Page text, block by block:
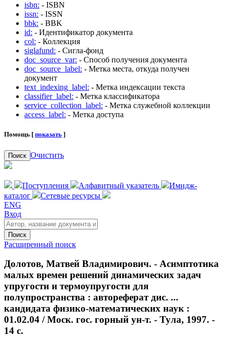
isbn: - ISBN
issn: - ISSN
bbk: - BBK
id: - Идентификатор документа
col: - Коллекция
siglafund: - Сигла-фонд
doc_source_var: - Способ получения документа
doc_source_label: - Метка места, откуда получен
документ
text_indexing_label: - Метка индексации текста
classifier_label: - Метка классификатора
service_collection_label: - Метка служебной коллекции
access_label: - Метка доступа
Помощь [ показать ]
Поиск Очистить
Поступления Алфавитный указатель
Имидж-
каталог
Сетевые ресурсы
ENG
Вход
Поиск
Расширенный поиск
Долотов, Матвей Владимирович. - Асимптотика
малых времен решений динамических задач
упругости и термоупругости для
полупространства : автореферат дис. ...
кандидата физико-математических наук :
01.02.04 / Моск. гос. горный ун-т. - Тула, 1997. -
14 с.